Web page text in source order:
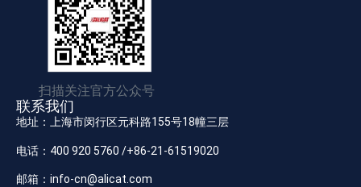
扫描关注官方公众号
联系我们
地址：上海市闵行区元科路155号18幢三层
电话：400 920 5760 /+86-21-61519020
邮箱：info-cn@alicat.com